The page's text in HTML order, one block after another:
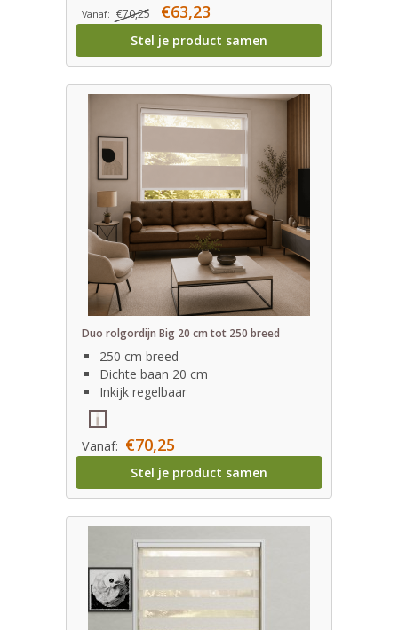
Vanaf: €70,25 €63,23
Stel je product samen
Duo rolgordijn Big 20 cm tot 250 breed
250 cm breed
Dichte baan 20 cm
Inkijk regelbaar
Vanaf: €70,25
Stel je product samen